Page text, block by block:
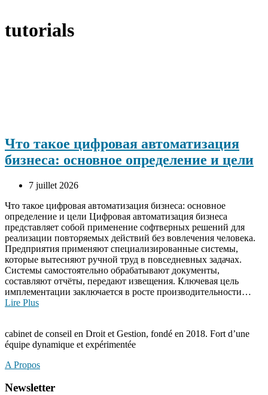
tutorials
Что такое цифровая автоматизация
бизнеса: основное определение и цели
7 juillet 2026
Что такое цифровая автоматизация бизнеса: основное
определение и цели Цифровая автоматизация бизнеса
представляет собой применение софтверных решений для
реализации повторяемых действий без вовлечения человека.
Предприятия применяют специализированные системы,
которые вытесняют ручной труд в повседневных задачах.
Системы самостоятельно обрабатывают документы,
составляют отчёты, передают извещения. Ключевая цель
имплементации заключается в росте производительности…
Lire Plus
cabinet de conseil en Droit et Gestion, fondé en 2018. Fort d’une
équipe dynamique et expérimentée
A Propos
Newsletter